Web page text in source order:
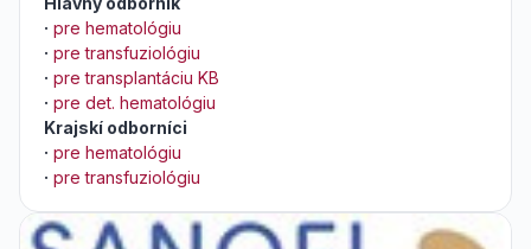
· pre hematológiu
· pre transfuziológiu
· pre transplantáciu KB
· pre det. hematológiu
Krajskí odborníci
· pre hematológiu
· pre transfuziológiu